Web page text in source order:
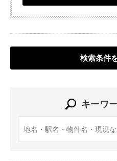
検索条件
キーワ